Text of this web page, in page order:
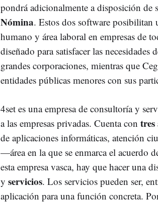
pondrá adicionalmente a disposición de
Nómina. Estos dos software posibilitan
humano y área laboral en empresas de
diseñado para satisfacer las
grandes corporaciones, mientras que
entidades públicas menores con sus
4set es una empresa de consultoría y
a las empresas privadas. Cuenta con tres
de aplicaciones informáticas, atención
—área en la que se enmarca el acuerdo
esta empresa vasca, hay que hacer una
y servicios. Los servicios pueden ser,
aplicación para una función concreta.